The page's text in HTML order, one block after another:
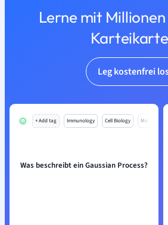
Lerne mit
Leg kostenfrei
+ Add tag Immunology Cell Biology Mo
Was beschreibt ein Gaussian Process?